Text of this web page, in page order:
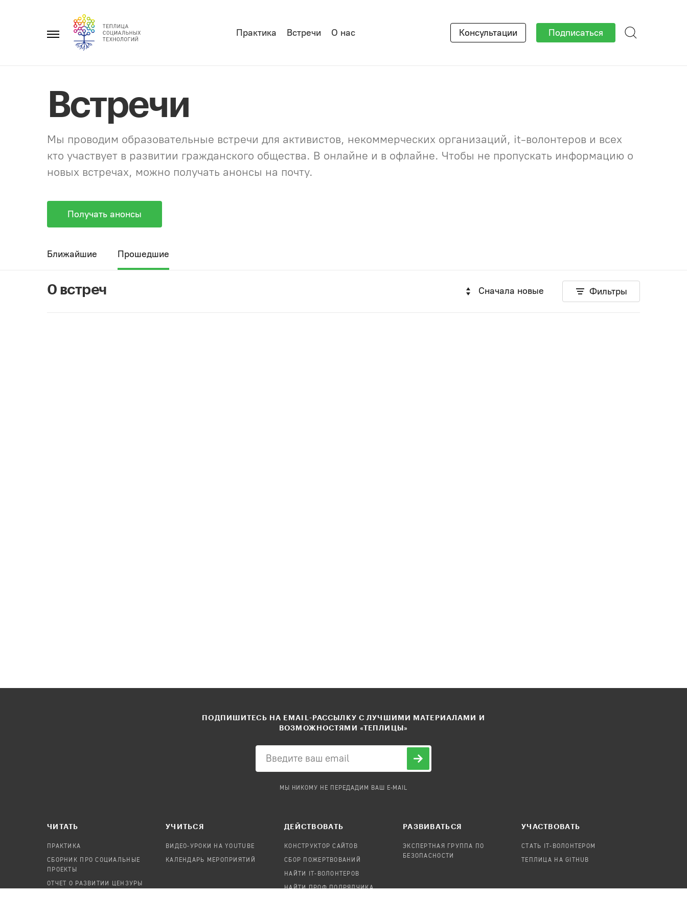
Главное
Практика Встречи О нас Консультации Подписаться
Встречи
Мы проводим образовательные встречи для активистов, некоммерческих организаций, it-волонтеров и всех
кто участвует в развитии гражданского общества. В онлайне и в офлайне. Чтобы не пропускать информацию о
новых встречах, можно получать анонсы на почту.
Получать анонсы
Ближайшие Прошедшие
0 встреч Сначала новые Фильтры
ПОДПИШИТЕСЬ НА EMAIL-РАССЫЛКУ С ЛУЧШИМИ МАТЕРИАЛАМИ И
ВОЗМОЖНОСТЯМИ «ТЕПЛИЦЫ»
МЫ НИКОМУ НЕ ПЕРЕДАДИМ ВАШ E-MAIL
ЧИТАТЬ
ПРАКТИКА
СБОРНИК ПРО СОЦИАЛЬНЫЕ
ПРОЕКТЫ
ОТЧЕТ О РАЗВИТИИ ЦЕНЗУРЫ
УЧИТЬСЯ
ВИДЕО-УРОКИ НА YOUTUBE
КАЛЕНДАРЬ МЕРОПРИЯТИЙ
ДЕЙСТВОВАТЬ
КОНСТРУКТОР САЙТОВ
СБОР ПОЖЕРТВОВАНИЙ
НАЙТИ IT-ВОЛОНТЕРОВ
НАЙТИ ПРОФ.ПОДРЯДЧИКА
РАЗВИВАТЬСЯ
ЭКСПЕРТНАЯ ГРУППА ПО
БЕЗОПАСНОСТИ
УЧАСТВОВАТЬ
СТАТЬ IT-ВОЛОНТЕРОМ
ТЕПЛИЦА НА GITHUB